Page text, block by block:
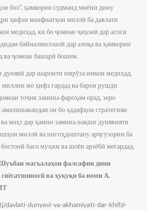
боз”, ҳамкории судманд миёни дину
ҳифзи манфиатҳои миллӣ ба давлати
медиҳад, ки бо ҷомеаи ҷаҳонӣ дар асоси
байналмиллалӣ дар алоқа ва ҳамкории
ва ҷомеаи башарӣ бошем.
дунявӣ дар шароити имрӯза имкон медиҳад,
мо ҳифз гардад ва барои рушди
тоҷик замина фароҳам орад, зеро
он бо ҳадафҳои стратегияи
маҳз дар ҳамин замина нақши дунявияти
миллӣ ва нигоҳдоштану арҷгузории ба
басо муҳим ва шоён арзёбӣ мегардад.
масъалаҳои фалсафии дини
ва ҳуқуқи ба номи А.
dunyavi-va-akhamiyati-dar-khifzi-